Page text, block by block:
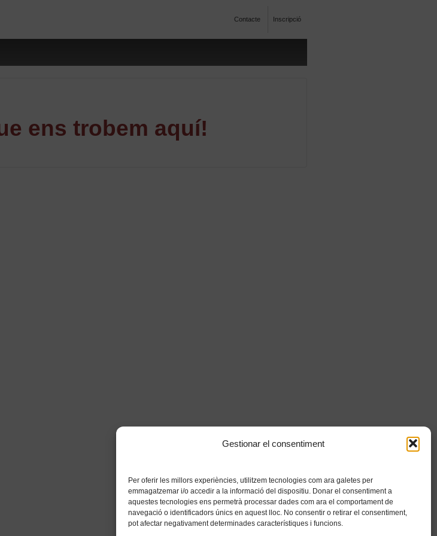
Gestionar el consentiment
Per oferir les millors experiències, utilitzem tecnologies com ara galetes per
emmagatzemar i/o accedir a la informació del dispositiu. Donar el consentiment a
aquestes tecnologies ens permetrà processar dades com ara el comportament de
navegació o identificadors únics en aquest lloc. No consentir o retirar el consentiment,
pot afectar negativament determinades característiques i funcions.
Contacte Inscripció
ens trobem aquí!